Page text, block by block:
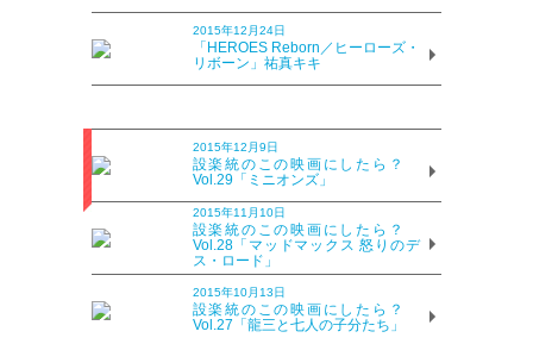
2015年12月24日
「HEROES Reborn／ヒーローズ・
リボーン」祐真キキ
2015年12月9日
設楽統のこの映画にしたら？
Vol.29「ミニオンズ」
2015年11月10日
設楽統のこの映画にしたら？
Vol.28「マッドマックス 怒りのデ
ス・ロード」
2015年10月13日
設楽統のこの映画にしたら？
Vol.27「龍三と七人の子分たち」